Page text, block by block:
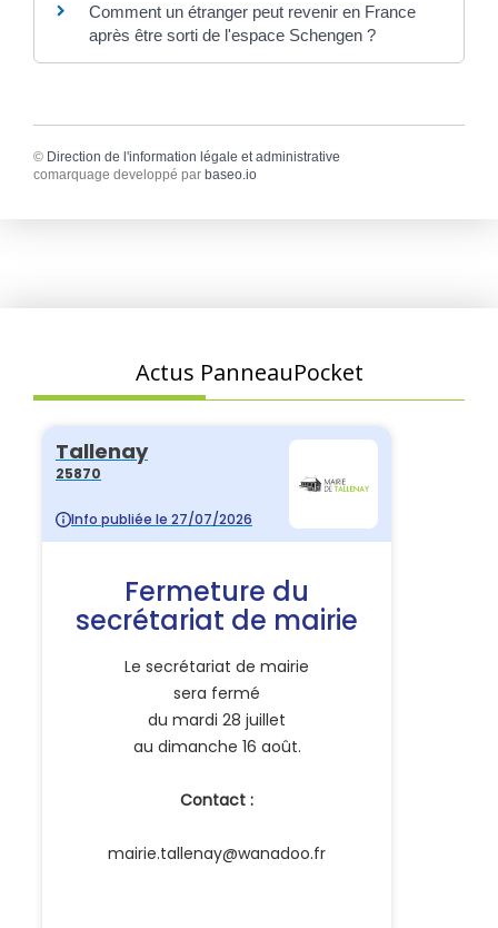
Comment un étranger peut revenir en France
après être sorti de l'espace Schengen ?
© Direction de l'information légale et administrative
comarquage developpé par baseo.io
Actus PanneauPocket